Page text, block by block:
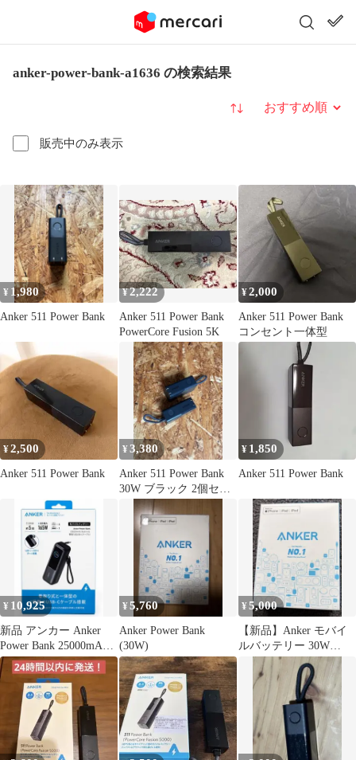
anker-power-bank-a1636 の検索結果
販売中のみ表示
並び替え
¥ 1,980
Anker 511 Power Bank
¥2,222
Anker 511 Power Bank
PowerCore Fusion 5K
¥2,000
Anker 511 Power Bank
コンセント一体型
¥2,500
Anker 511 Power Bank
¥3,380
Anker 511 Power Bank
30W ブラック 2個セッ
¥ 1,850
Anker 511 Power Bank
¥ 10,925
新品 アンカー Anker
Power Bank 25000mAh
165W
¥5,760
Anker Power Bank
(30W)
¥5,000
【新品】Anker モバイ
ルバッテリー 30W
Fusion Lightning